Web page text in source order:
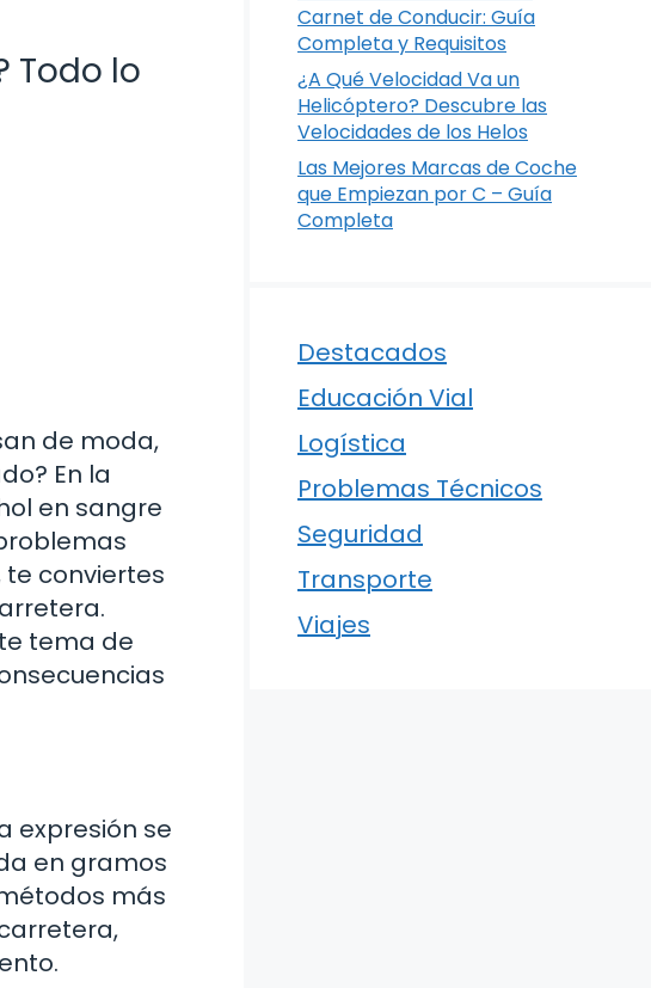
Todo lo
de moda,
En la
en sangre
te conviertes
tema de
expresión se
en gramos
más
Carnet de Conducir: Guía
Completa y Requisitos
¿A Qué Velocidad Va un
Helicóptero? Descubre las
Velocidades de los Helos
Las Mejores Marcas de Coche
que Empiezan por C – Guía
Completa
Destacados
Educación Vial
Logística
Problemas Técnicos
Seguridad
Transporte
Viajes